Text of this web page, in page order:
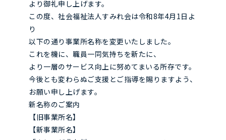
より御礼申し上げます。
この度、社会福祉法人すみれ会は令和8年4月1日よ
り
以下の通り事業所名称を変更いたしました。
これを機に、職員一同気持ちを新たに、
より一層のサービス向上に努めてまいる所存です。
今後とも変わらぬご支援とご指導を賜りますよう、
お願い申し上げます。
新名称のご案内
【旧事業所名】
【新事業所名】